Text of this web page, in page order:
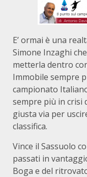
E’ ormai è una
Simone Inzaghi
metterla dentro
Immobile sempre
campionato
sempre più in crisi
giusta via per
classifica.
Vince il Sassuolo
passati in
Boga e del